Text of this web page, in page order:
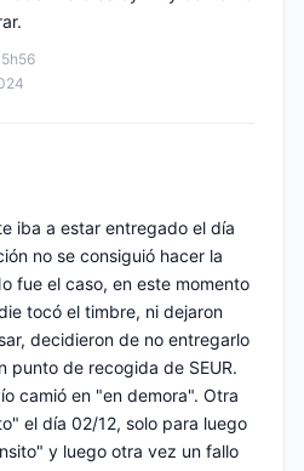
iba a estar entregado el día
no se consiguió hacer la
fue el caso, en este momento
tocó el timbre, ni dejaron
decidieron de no entregarlo
punto de recogida de SEUR.
camió en "en demora". Otra
el día 02/12, solo para luego
y luego otra vez un fallo